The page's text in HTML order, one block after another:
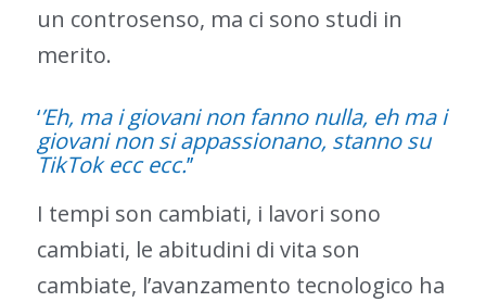
un controsenso, ma ci sono studi in
merito.
‘’Eh, ma i giovani non fanno nulla, eh ma i
giovani non si appassionano, stanno su
TikTok ecc ecc.’’
I tempi son cambiati, i lavori sono
cambiati, le abitudini di vita son
cambiate, l’avanzamento tecnologico ha